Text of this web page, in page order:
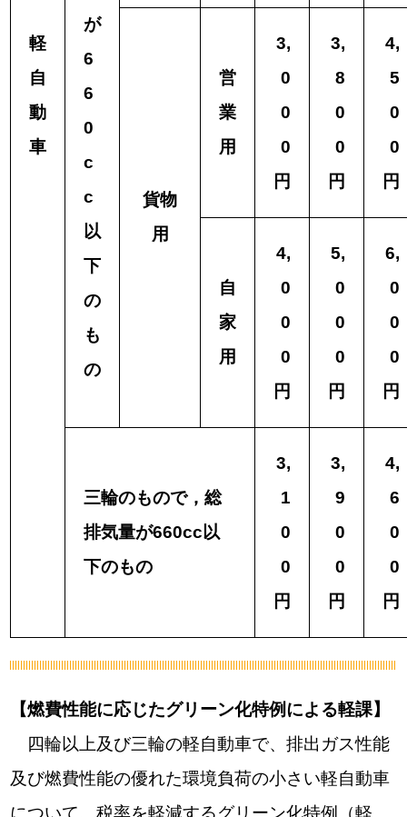
軽
自
動
車
が
6
6
0
c
c
以
下
の
も
の
貨物
用
営
業
用
3,
0
0
0
円
3,
8
0
0
円
4,
5
0
0
円
自
家
用
4,
0
0
0
円
5,
0
0
0
円
6,
0
0
0
円
三輪のもので，総
排気量が660cc以
下のもの
3,
1
0
0
円
3,
9
0
0
円
4,
6
0
0
円
【燃費性能に応じたグリーン化特例による軽課】
四輪以上及び三輪の軽自動車で、排出ガス性能
及び燃費性能の優れた環境負荷の小さい軽自動車
について、税率を軽減するグリーン化特例（軽